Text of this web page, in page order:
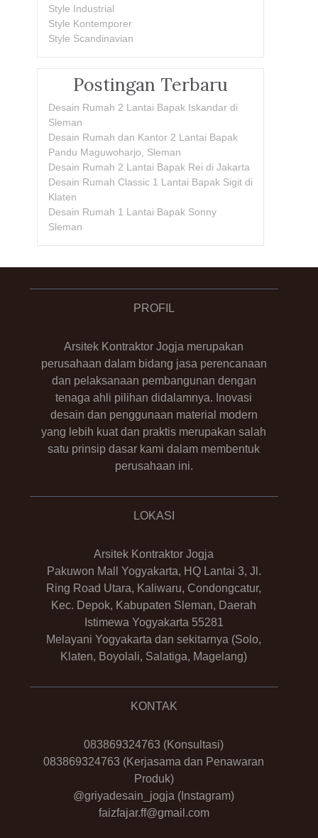
Style Industrial
Style Kontemporer
Style Scandinavian
Postingan Terbaru
Desain Rumah 2 Lantai Bapak Iskandar di
Sleman
Desain Rumah dan Kantor 2 Lantai Bapak
Pandu Maguwoharjo, Sleman
Desain Rumah 2 Lantai Bapak Rei di Jakarta
Desain Rumah Classic 1 Lantai Bapak Sigit di
Klaten
Desain Rumah 1 Lantai Bapak Sonny
Sleman
PROFIL
Arsitek Kontraktor Jogja merupakan
perusahaan dalam bidang jasa perencanaan
dan pelaksanaan pembangunan dengan
tenaga ahli pilihan didalamnya. Inovasi
desain dan penggunaan material modern
yang lebih kuat dan praktis merupakan salah
satu prinsip dasar kami dalam membentuk
perusahaan ini.
LOKASI
Arsitek Kontraktor Jogja
Pakuwon Mall Yogyakarta, HQ Lantai 3, Jl.
Ring Road Utara, Kaliwaru, Condongcatur,
Kec. Depok, Kabupaten Sleman, Daerah
Istimewa Yogyakarta 55281
Melayani Yogyakarta dan sekitarnya (Solo,
Klaten, Boyolali, Salatiga, Magelang)
KONTAK
083869324763 (Konsultasi)
083869324763 (Kerjasama dan Penawaran
Produk)
@griyadesain_jogja (Instagram)
faizfajar.ff@gmail.com